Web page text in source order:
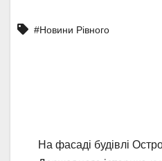
#Новини Рівного
На фасаді будівлі